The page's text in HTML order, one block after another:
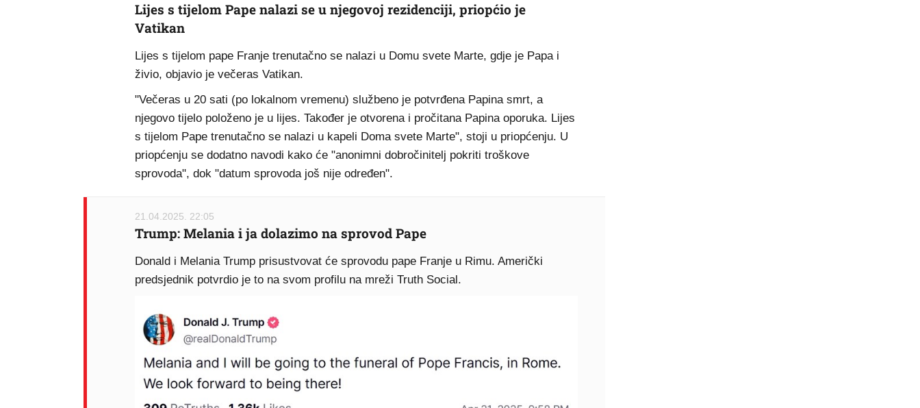
Lijes s tijelom Pape nalazi se u njegovoj rezidenciji, priopćio je
Vatikan
Lijes s tijelom pape Franje trenutačno se nalazi u Domu svete Marte, gdje je Papa i
živio, objavio je večeras Vatikan.
"Večeras u 20 sati (po lokalnom vremenu) službeno je potvrđena Papina smrt, a
njegovo tijelo položeno je u lijes. Također je otvorena i pročitana Papina oporuka. Lijes
s tijelom Pape trenutačno se nalazi u kapeli Doma svete Marte", stoji u priopćenju. U
priopćenju se dodatno navodi kako će "anonimni dobročinitelj pokriti troškove
sprovoda", dok "datum sprovoda još nije određen".
21.04.2025. 22:05
Trump: Melania i ja dolazimo na sprovod Pape
Donald i Melania Trump prisustvovat će sprovodu pape Franje u Rimu. Američki
predsjednik potvrdio je to na svom profilu na mreži Truth Social.